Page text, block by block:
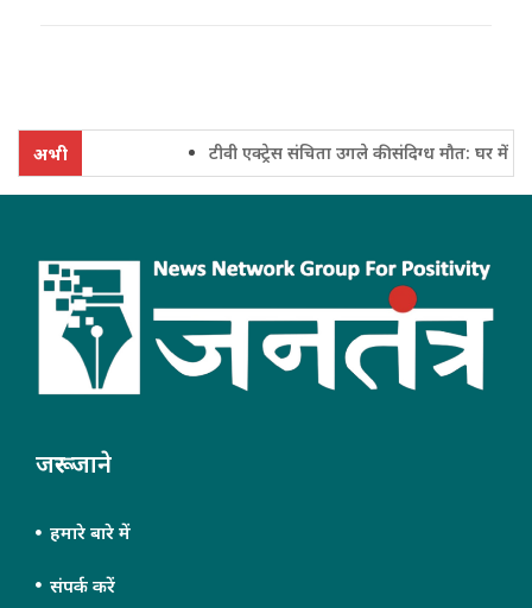
अभी टीवी एक्ट्रेस संचिता उगले की संदिग्ध मौत: घर में
जरूर जाने
हमारे बारे में
संपर्क करें